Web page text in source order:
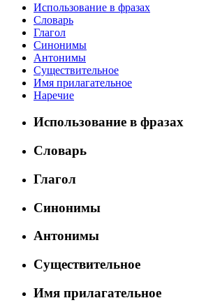
Использование в фразах
Словарь
Глагол
Синонимы
Антонимы
Существительное
Имя прилагательное
Наречие
Использование в фразах
Словарь
Глагол
Синонимы
Антонимы
Существительное
Имя прилагательное